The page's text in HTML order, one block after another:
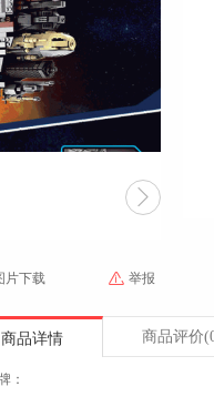

 举报
片下载
商品详情 商品评价
：